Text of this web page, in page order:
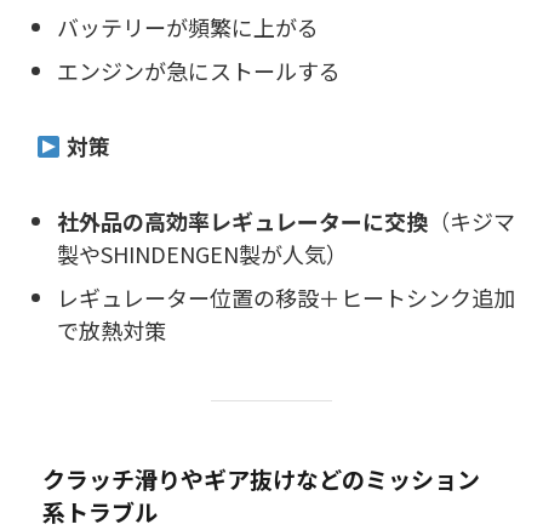
バッテリーが頻繁に上がる
エンジンが急にストールする
対策
社外品の高効率レギュレーターに交換 （キジマ
製やSHINDENGEN製が人気）
レギュレーター位置の移設＋ヒートシンク追加
で放熱対策
クラッチ滑りやギア抜けなどのミッション
系トラブル